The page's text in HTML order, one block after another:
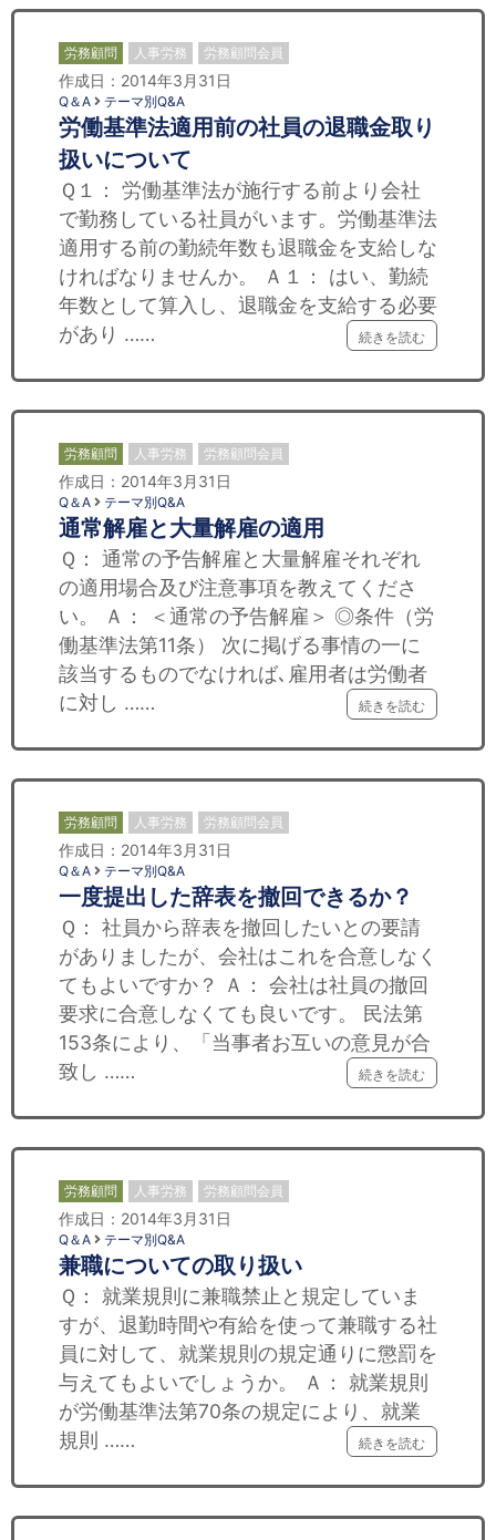
労務顧問 人事労務 労務顧問会員
作成日：2014年3月31日
Q＆A テーマ別Q&A
労働基準法適用前の社員の退職金取り
扱いについて
Ｑ１： 労働基準法が施行する前より会社
で勤務している社員がいます。労働基準法
適用する前の勤続年数も退職金を支給しな
ければなりませんか。 Ａ１： はい、勤続
年数として算入し、退職金を支給する必要
があり ……
続きを読む
労務顧問 人事労務 労務顧問会員
作成日：2014年3月31日
Q＆A テーマ別Q&A
通常解雇と大量解雇の適用
Ｑ： 通常の予告解雇と大量解雇それぞれ
の適用場合及び注意事項を教えてくださ
い。 Ａ： ＜通常の予告解雇＞ ◎条件（労
働基準法第11条） 次に掲げる事情の一に
該当するものでなければ､雇用者は労働者
に対し ……
続きを読む
労務顧問 人事労務 労務顧問会員
作成日：2014年3月31日
Q＆A テーマ別Q&A
一度提出した辞表を撤回できるか？
Ｑ： 社員から辞表を撤回したいとの要請
がありましたが、会社はこれを合意しなく
てもよいですか？ Ａ： 会社は社員の撤回
要求に合意しなくても良いです。 民法第
153条により、「当事者お互いの意見が合
致し ……
続きを読む
労務顧問 人事労務 労務顧問会員
作成日：2014年3月31日
Q＆A テーマ別Q&A
兼職についての取り扱い
Ｑ： 就業規則に兼職禁止と規定していま
すが、退勤時間や有給を使って兼職する社
員に対して、就業規則の規定通りに懲罰を
与えてもよいでしょうか。 Ａ： 就業規則
が労働基準法第70条の規定により、就業
規則 ……
続きを読む